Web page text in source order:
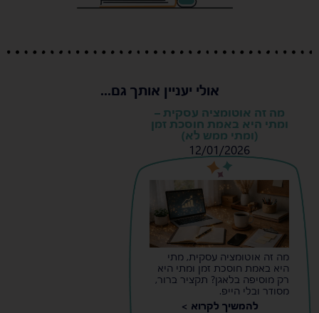
אולי יעניין אותך גם...
מה זה אוטומציה עסקית –
ומתי היא באמת חוסכת זמן
(ומתי ממש לא)
12/01/2026
s
מה זה אוטומציה עסקית, מתי
היא באמת חוסכת זמן ומתי היא
רק מוסיפה בלאגן? תקציר ברור,
מסודר ובלי הייפ.
להמשיך לקרוא >